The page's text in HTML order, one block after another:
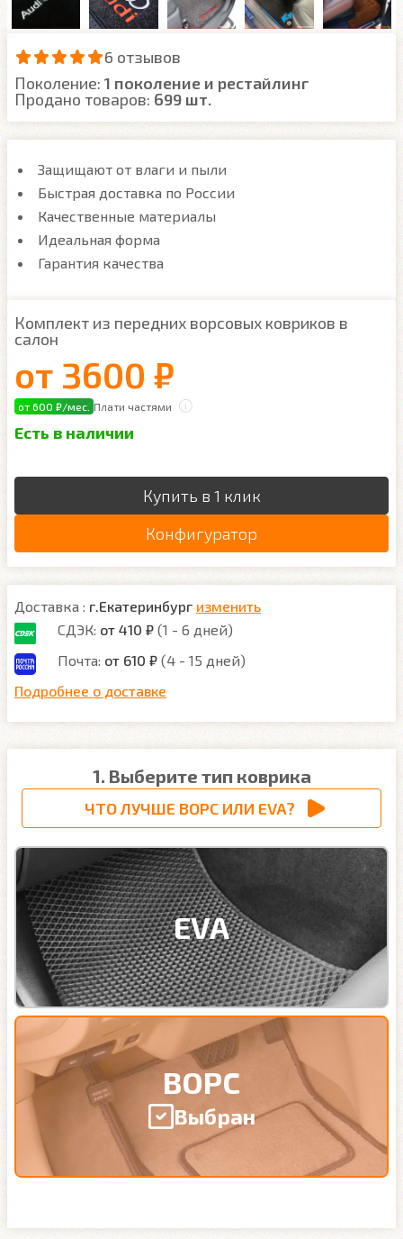
6 отзывов
Поколение: 1 поколение и рестайлинг
Продано товаров: 699 шт.
Защищают от влаги и пыли
Быстрая доставка по России
Качественные материалы
Идеальная форма
Гарантия качества
Комплект из передних ворсовых ковриков в
салон
от 3600 ₽
от 600 ₽/мес. Плати частями
Есть в наличии
Купить в 1 клик
Конфигуратор
Доставка : г.Екатеринбург изменить
СДЭК: от 410 ₽ (1 - 6 дней)
Почта: от 610 ₽ (4 - 15 дней)
Подробнее о доставке
1. Выберите тип коврика
ЧТО ЛУЧШЕ ВОРС ИЛИ EVA?
EVA
ВОРС
Выбран